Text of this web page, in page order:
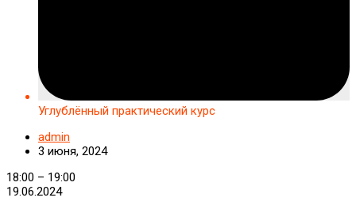
Углублённый практический курс
admin
3 июня, 2024
Углублённый
практический
18:00 – 19:00
19.06.2024